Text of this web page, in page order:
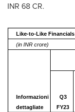
INR 68 CR.
Like-to-Like Financials
(in INR crore)
Informazioni
dettagliate
Q3
FY23